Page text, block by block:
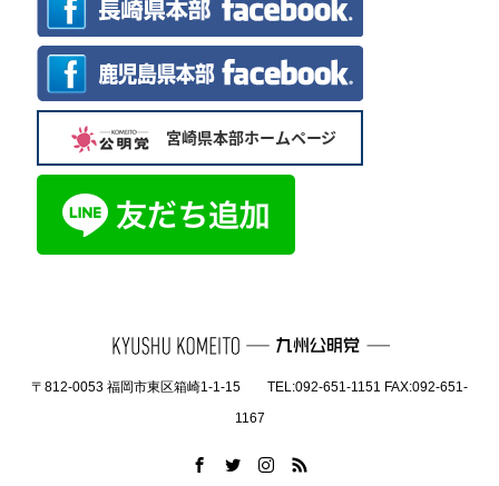
〒812-0053 福岡市東区箱崎1-1-15 TEL:092-651-1151 FAX:092-651-
1167